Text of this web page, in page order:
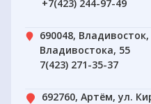
+7(423) 244-97-49
690048,
Владивостока, 55
7(423) 271-35-37
692760, Артём, ул.